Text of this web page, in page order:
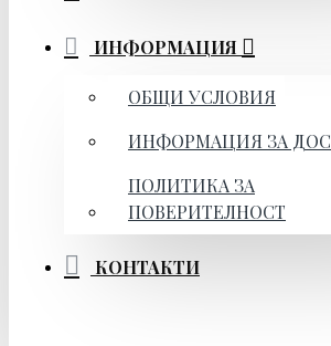
ИНФОРМАЦИЯ
ОБЩИ УСЛОВИЯ
ИНФОРМАЦИЯ ЗА
ПОЛИТИКА ЗА
ПОВЕРИТЕЛНОСТ
КОНТАКТИ